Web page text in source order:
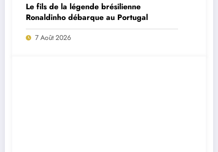
Le fils de la légende brésilienne
Ronaldinho débarque au Portugal
7 Août 2026